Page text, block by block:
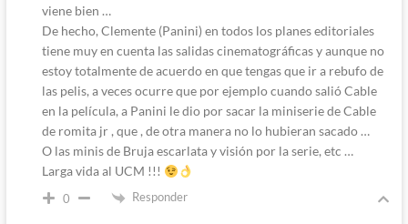
viene bien …
De hecho, Clemente (Panini) en todos los planes editoriales
tiene muy en cuenta las salidas cinematográficas y aunque no
estoy totalmente de acuerdo en que tengas que ir a rebufo de
las pelis, a veces ocurre que por ejemplo cuando salió Cable
en la película, a Panini le dio por sacar la miniserie de Cable
de romita jr , que , de otra manera no lo hubieran sacado …
O las minis de Bruja escarlata y visión por la serie, etc …
Larga vida al UCM !!!
0 Responder